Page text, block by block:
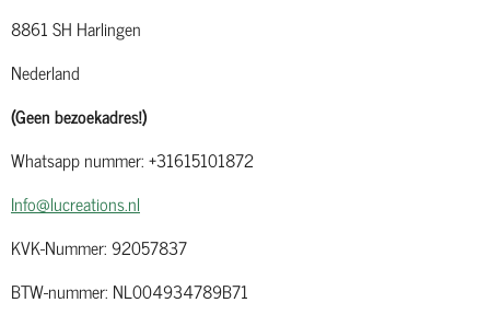
8861 SH Harlingen
Nederland
(Geen bezoekadres!)
Whatsapp nummer: +31615101872
Info@lucreations.nl
KVK-Nummer: 92057837
BTW-nummer: NL004934789B71